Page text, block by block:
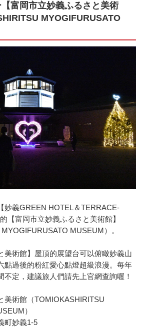
富岡市立妙義ふるさと美術
MYOGIFURUSATO
妙義GREEN HOTEL＆TERRACE-
【富岡市立妙義ふるさと美術館】
MUSEUM）。
美術館】屋頂的展望台可以俯瞰妙義山
點過後的粉紅愛心點燈超級浪漫。每年
不定，建議旅人們請先上官網查詢喔！
美術館（TOMIOKASHIRITSU
）
町妙義1-5